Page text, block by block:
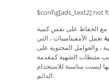
$config[ads_text2] not
مع الحفاظ على نفس كمية
تعمل الأمفيتامينات ، التي
، والعوامل المحتوية على
مثبطات الشهية كمقدمة
ليست مناسبة للاستخدام
الدائم.